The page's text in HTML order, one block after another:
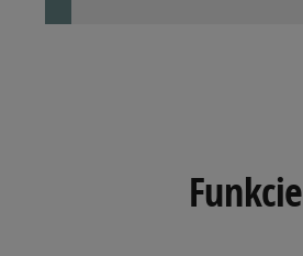
Funkcie